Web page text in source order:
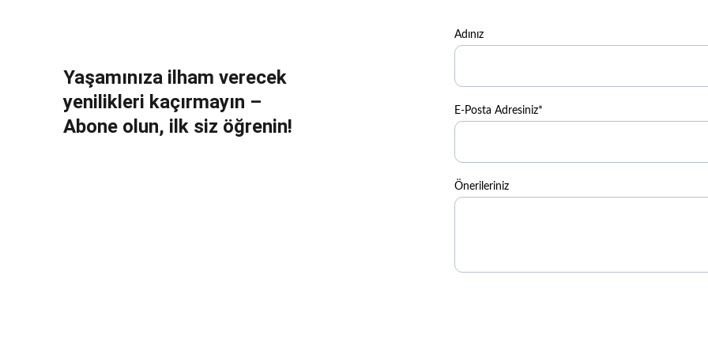
Yaşamınıza ilham verecek
yenilikleri kaçırmayın –
Abone olun, ilk siz öğrenin!
Adınız
E-Posta Adresiniz*
Önerileriniz